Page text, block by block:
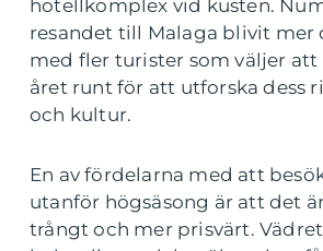
hotellkomplex vid kusten.
resandet till Malaga blivit mer
med fler turister som väljer att
året runt för att utforska dess
och kultur.
En av fördelarna med att
utanför högsäsong är att det
trångt och mer prisvärt.